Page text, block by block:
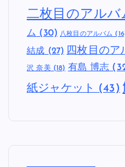
二枚目のアルバ
ム (30) 八枚目のアルバム
結成 (27) 四枚目のア
沢 奈美(18) 有島 博志
紙ジャケット (43)